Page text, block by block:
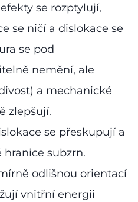
se rozptylují,
se ničí a dislokace se
se pod
nemění, ale
a mechanické
zlepšují.
se přeskupují a
subzrn.
odlišnou orientací
vnitřní energii